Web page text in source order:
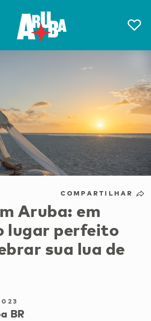
COMPARTILHAR
Aruba: em
lugar perfeito
sua lua de
BR